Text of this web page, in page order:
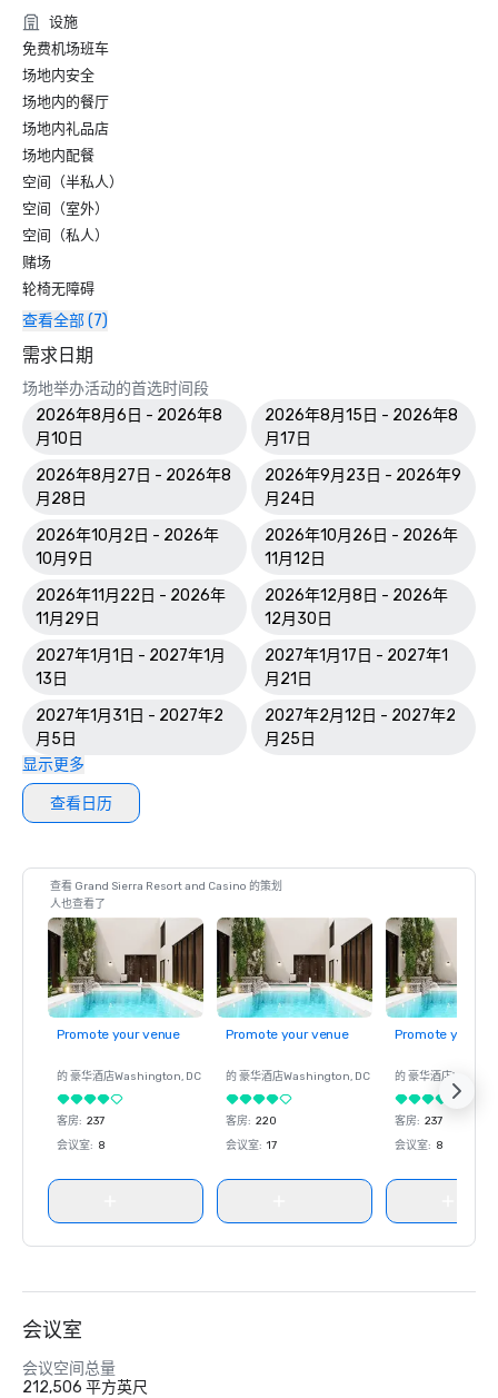
设施
免费机场班车
场地内安全
场地内的餐厅
场地内礼品店
场地内配餐
空间（半私人）
空间（室外）
空间（私人）
赌场
轮椅无障碍
查看全部 (7)
需求日期
场地举办活动的首选时间段
2026年8月6日 - 2026年8
月10日
2026年8月15日 - 2026年8
月17日
2026年8月27日 - 2026年8
月28日
2026年9月23日 - 2026年9
月24日
2026年10月2日 - 2026年
10月9日
2026年10月26日 - 2026年
11月12日
2026年11月22日 - 2026年
11月29日
2026年12月8日 - 2026年
12月30日
2027年1月1日 - 2027年1月
13日
2027年1月17日 - 2027年1
月21日
2027年1月31日 - 2027年2
月5日
2027年2月12日 - 2027年2
月25日
显示更多
查看日历
查看 Grand Sierra Resort and Casino 的策划
人也查看了
Promote your venue
的 豪华酒店Washington, DC
客房: 237
会议室: 8
Promote your venue
的 豪华酒店Washington, DC
客房: 220
会议室: 17
Promote your
的 豪华酒店
客房: 237
会议室: 8
会议室
会议空间总量
212,506 平方英尺